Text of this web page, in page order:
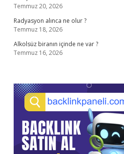
Temmuz 20, 2026
Radyasyon alınca ne olur ?
Temmuz 18, 2026
Alkolsüz biranın içinde ne var ?
Temmuz 16, 2026